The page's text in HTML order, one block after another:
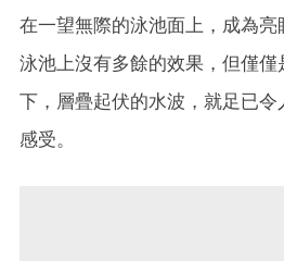
在一望無際的泳池面上，成為
泳池上沒有多餘的效果，但僅
下，層疊起伏的水波，就足已
感受。